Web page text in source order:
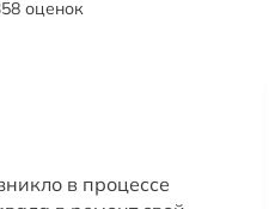
оценок
в процессе